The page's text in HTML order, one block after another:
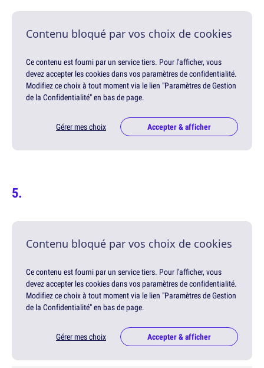
Contenu bloqué par vos choix de cookies
Ce contenu est fourni par un service tiers. Pour l'afficher, vous
devez accepter les cookies dans vos paramètres de confidentialité.
Modifiez ce choix à tout moment via le lien "Paramètres de Gestion
de la Confidentialité" en bas de page.
Gérer mes choix Accepter & afficher
Contenu bloqué par vos choix de cookies
Ce contenu est fourni par un service tiers. Pour l'afficher, vous
devez accepter les cookies dans vos paramètres de confidentialité.
Modifiez ce choix à tout moment via le lien "Paramètres de Gestion
de la Confidentialité" en bas de page.
Gérer mes choix Accepter & afficher